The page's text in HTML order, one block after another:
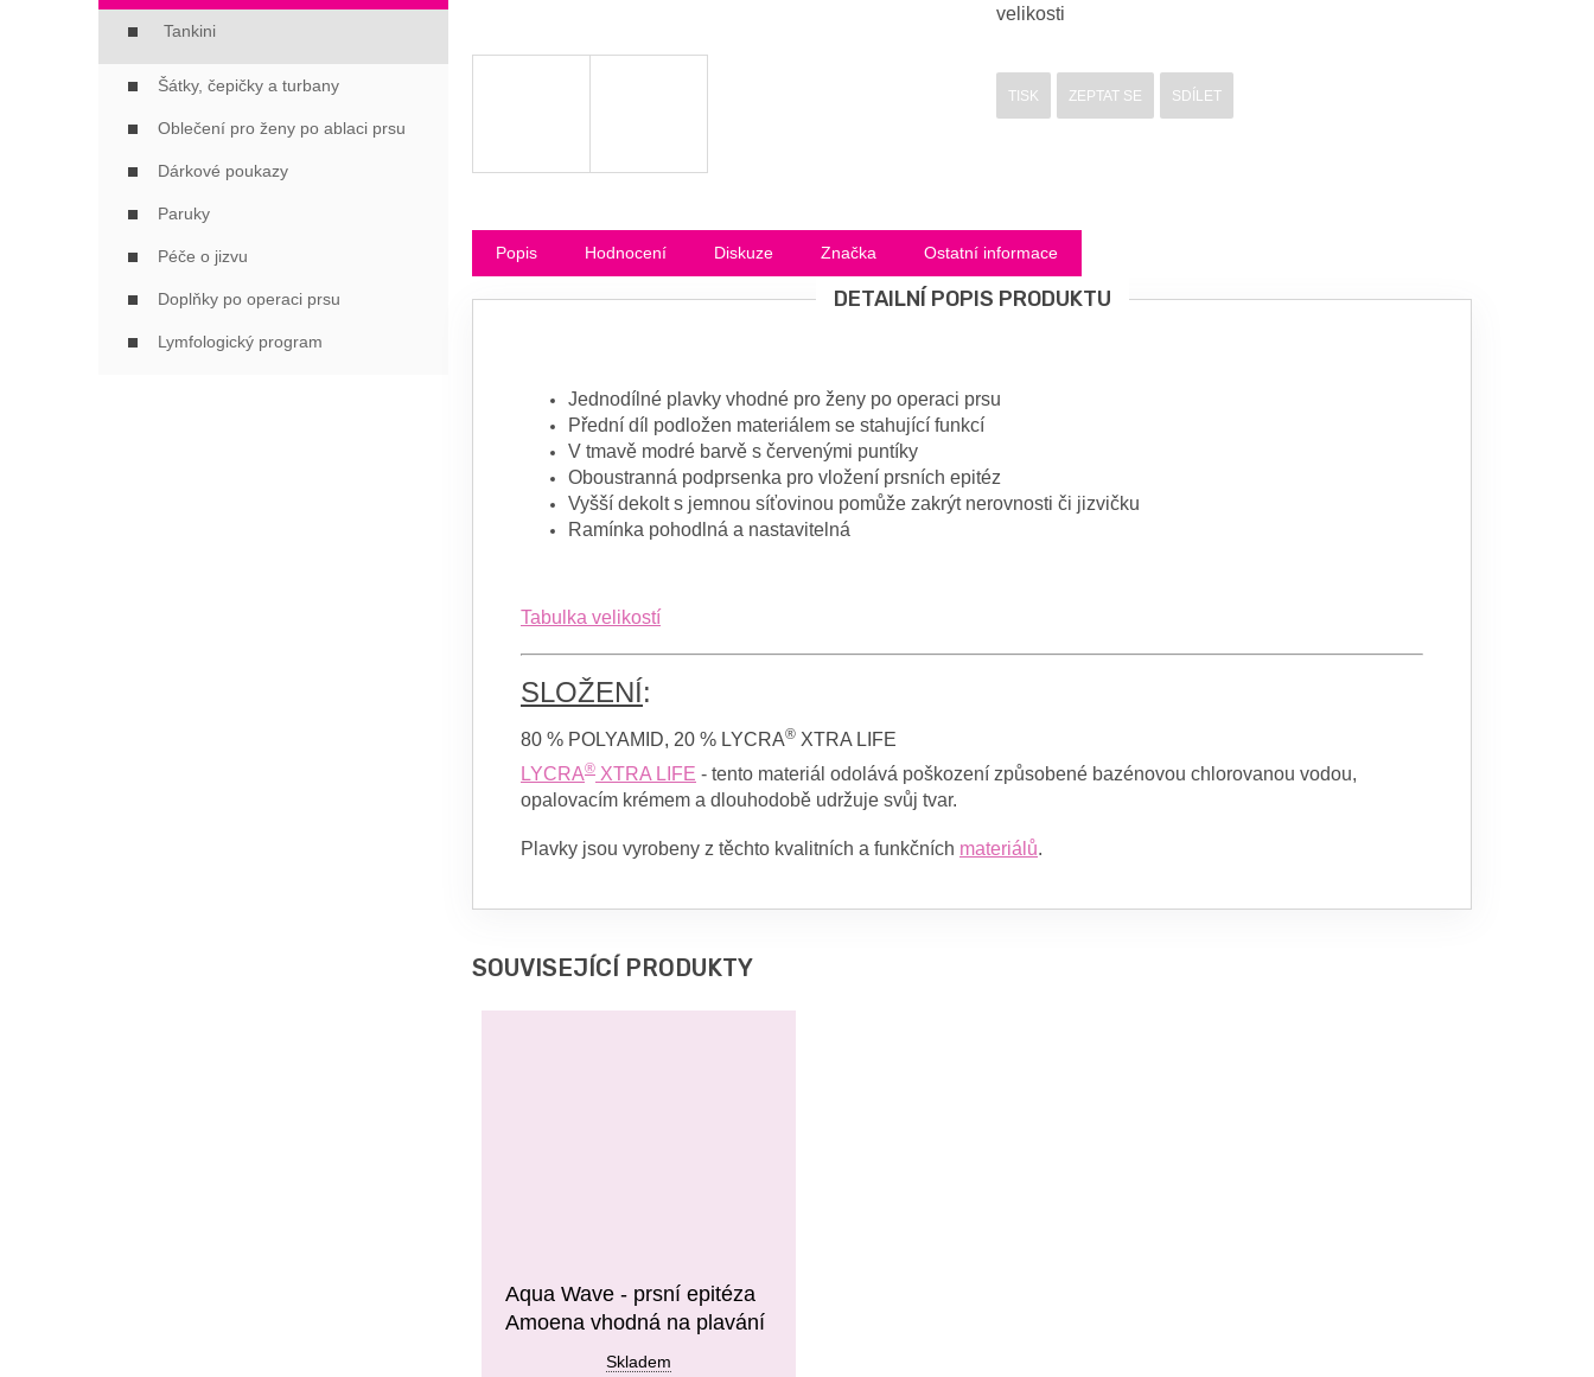
Tankini
Šátky, čepičky a turbany
Oblečení pro ženy po ablaci prsu
Dárkové poukazy
Paruky
Péče o jizvu
Doplňky po operaci prsu
Lymfologický program
velikosti
TISK ZEPTAT SE SDÍLET
Popis Hodnocení Diskuze Značka Ostatní informace
DETAILNÍ POPIS PRODUKTU
Jednodílné plavky vhodné pro ženy po operaci prsu
Přední díl podložen materiálem se stahující funkcí
V tmavě modré barvě s červenými puntíky
Oboustranná podprsenka pro vložení prsních epitéz
Vyšší dekolt s jemnou síťovinou pomůže zakrýt nerovnosti či jizvičku
Ramínka pohodlná a nastavitelná
Tabulka velikostí
SLOŽENÍ:
80 % POLYAMID, 20 % LYCRA® XTRA LIFE
LYCRA® XTRA LIFE - tento materiál odolává poškození způsobené bazénovou chlorovanou vodou,
opalovacím krémem a dlouhodobě udržuje svůj tvar.
Plavky jsou vyrobeny z těchto kvalitních a funkčních materiálů.
SOUVISEJÍCÍ PRODUKTY
Aqua Wave - prsní epitéza
Amoena vhodná na plavání
Skladem